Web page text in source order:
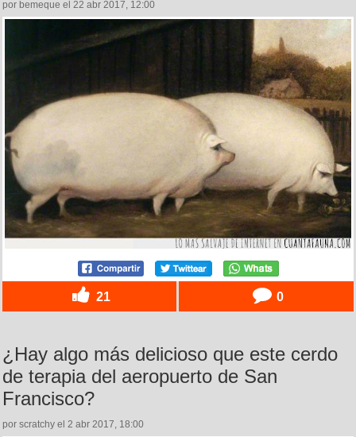
por bemeque el 22 abr 2017, 12:00
21 0
¿Hay algo más delicioso que este cerdo
de terapia del aeropuerto de San
Francisco?
por scratchy el 2 abr 2017, 18:00